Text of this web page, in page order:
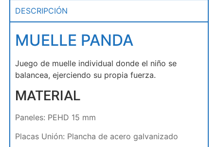
DESCRIPCIÓN
MUELLE PANDA
Juego de muelle individual donde el niño se
balancea, ejerciendo su propia fuerza.
MATERIAL
Paneles: PEHD 15 mm
Placas Unión: Plancha de acero galvanizado